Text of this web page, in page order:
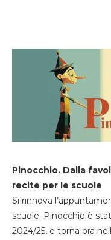
Pinocchio. Dalla
recite per le scuole
Si rinnova
scuole. Pinocchio è
2024/25, e torna ora